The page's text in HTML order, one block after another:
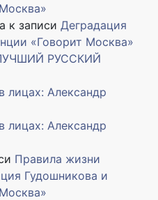
к записи Деградация
«Говорит Москва»
РУССКИЙ
лицах: Александр
лицах: Александр
Правила жизни
Гудошникова и